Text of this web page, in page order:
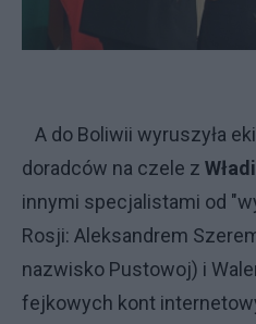
A do Boliwii wyruszyła
doradców na czele z
innymi specjalistami od
Rosji: Aleksandrem
nazwisko Pustowoj) i
fejkowych kont